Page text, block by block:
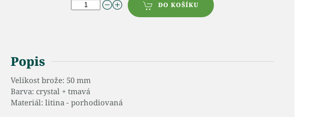
DO KOŠÍKU
Popis
Velikost brože: 50 mm
Barva: crystal + tmavá
Materiál: litina - porhodiovaná